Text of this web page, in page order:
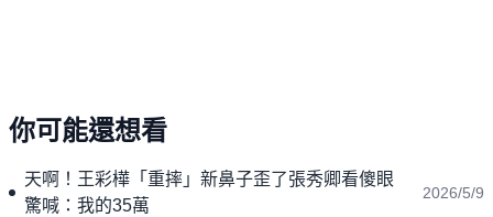
你可能還想看
天啊！王彩樺「重摔」新鼻子歪了張秀卿看傻眼
驚喊：我的35萬
2026/5/9